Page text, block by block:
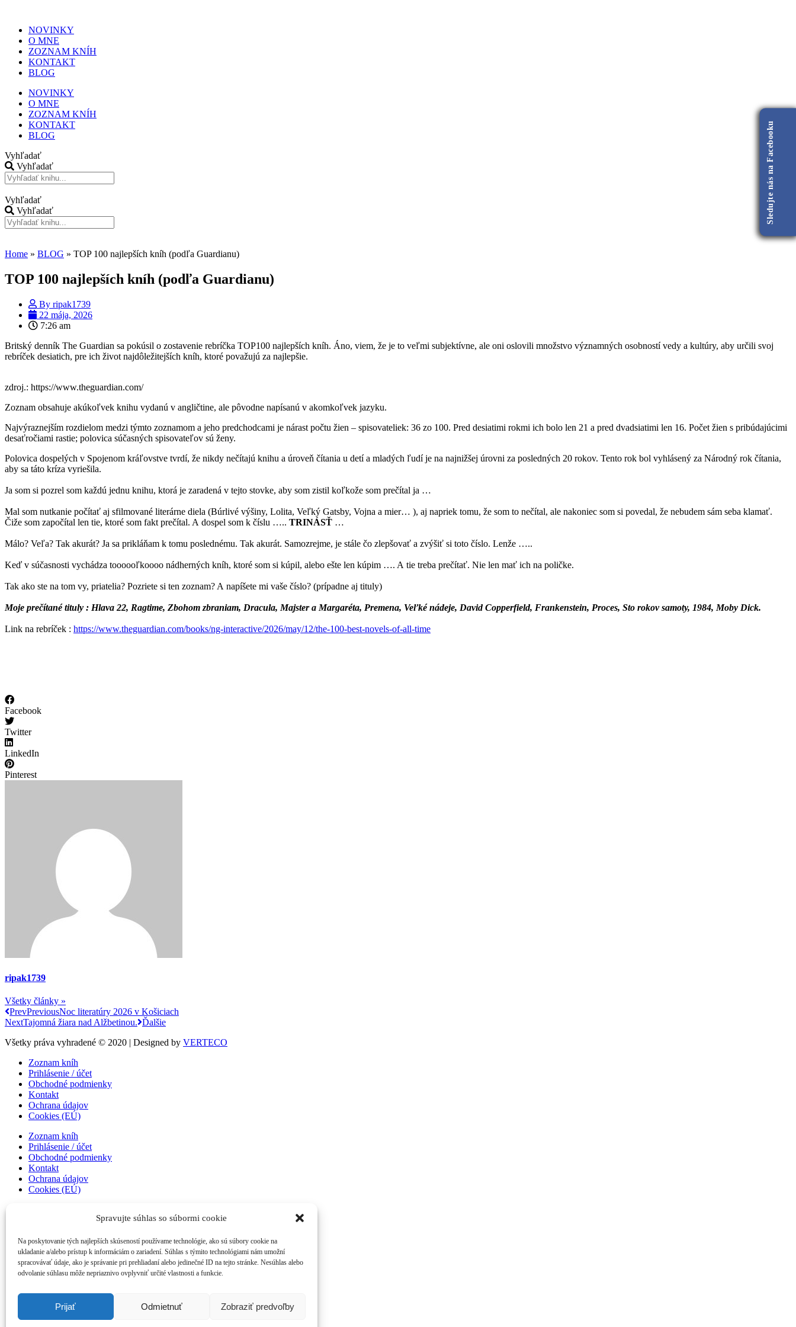
Spravujte súhlas so súbormi cookie
Na poskytovanie tých najlepších skúseností používame technológie, ako sú súbory cookie na
ukladanie a/alebo prístup k informáciám o zariadení. Súhlas s týmito technológiami nám umožní
spracovávať údaje, ako je správanie pri prehliadaní alebo jedinečné ID na tejto stránke. Nesúhlas alebo
odvolanie súhlasu môže nepriaznivo ovplyvniť určité vlastnosti a funkcie.
Prijať Odmietnuť Zobraziť predvoľby
NOVINKY
O MNE
ZOZNAM KNÍH
KONTAKT
BLOG
NOVINKY
O MNE
ZOZNAM KNÍH
KONTAKT
BLOG
Vyhľadať
Vyhľadať
Vyhľadať
Vyhľadať
Home » BLOG » TOP 100 najlepších kníh (podľa Guardianu)
TOP 100 najlepších kníh (podľa Guardianu)
By ripak1739
22 mája, 2026
7:26 am
Britský denník The Guardian sa pokúsil o zostavenie rebríčka TOP100 najlepších kníh. Áno, viem, že je to veľmi subjektívne, ale oni oslovili množstvo významných osobností vedy a kultúry, aby určili svoj
rebríček desiatich, pre ich život najdôležitejších kníh, ktoré považujú za najlepšie.
zdroj.: https://www.theguardian.com/
Zoznam obsahuje akúkoľvek knihu vydanú v angličtine, ale pôvodne napísanú v akomkoľvek jazyku.
Najvýraznejším rozdielom medzi týmto zoznamom a jeho predchodcami je nárast počtu žien – spisovateliek: 36 zo 100. Pred desiatimi rokmi ich bolo len 21 a pred dvadsiatimi len 16. Počet žien s pribúdajúcimi
desaťročiami rastie; polovica súčasných spisovateľov sú ženy.
Polovica dospelých v Spojenom kráľovstve tvrdí, že nikdy nečítajú knihu a úroveň čítania u detí a mladých ľudí je na najnižšej úrovni za posledných 20 rokov. Tento rok bol vyhlásený za Národný rok čítania,
aby sa táto kríza vyriešila.
Ja som si pozrel som každú jednu knihu, ktorá je zaradená v tejto stovke, aby som zistil koľkože som prečítal ja …
Mal som nutkanie počítať aj sfilmované literárne diela (Búrlivé výšiny, Lolita, Veľký Gatsby, Vojna a mier… ), aj napriek tomu, že som to nečítal, ale nakoniec som si povedal, že nebudem sám seba klamať.
Čiže som započítal len tie, ktoré som fakt prečítal. A dospel som k číslu ….. TRINÁSŤ …
Málo? Veľa? Tak akurát? Ja sa prikláňam k tomu poslednému. Tak akurát. Samozrejme, je stále čo zlepšovať a zvýšiť si toto číslo. Lenže …..
Keď v súčasnosti vychádza toooooľkoooo nádherných kníh, ktoré som si kúpil, alebo ešte len kúpim …. A tie treba prečítať. Nie len mať ich na poličke.
Tak ako ste na tom vy, priatelia? Pozriete si ten zoznam? A napíšete mi vaše číslo? (prípadne aj tituly)
Moje prečítané tituly : Hlava 22, Ragtime, Zbohom zbraniam, Dracula, Majster a Margaréta, Premena, Veľké nádeje, David Copperfield, Frankenstein, Proces, Sto rokov samoty, 1984, Moby Dick.
Link na rebríček : https://www.theguardian.com/books/ng-interactive/2026/may/12/the-100-best-novels-of-all-time
Facebook
Twitter
LinkedIn
Pinterest
ripak1739
Všetky články »
PrevPreviousNoc literatúry 2026 v Košiciach
NextTajomná žiara nad Alžbetinou. Ďalšie
Všetky práva vyhradené © 2020 | Designed by VERTECO
Zoznam kníh
Prihlásenie / účet
Obchodné podmienky
Kontakt
Ochrana údajov
Cookies (EÚ)
Zoznam kníh
Prihlásenie / účet
Obchodné podmienky
Kontakt
Ochrana údajov
Cookies (EÚ)
Kontakt
Ochrana údajov
Cookies (EÚ)
Prihlásenie / účet
Obchodné podmienky
Sledujte nás na Facebooku